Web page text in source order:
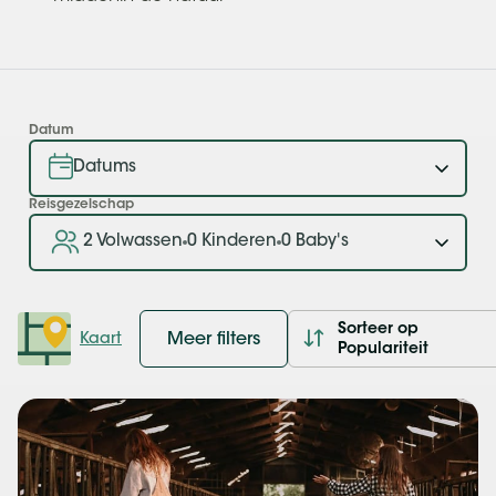
Datum
Reisgezelschap
2 Volwassen 0 Kinderen 0 Baby's
Kaart Meer filters
Sorteer op
Populariteit